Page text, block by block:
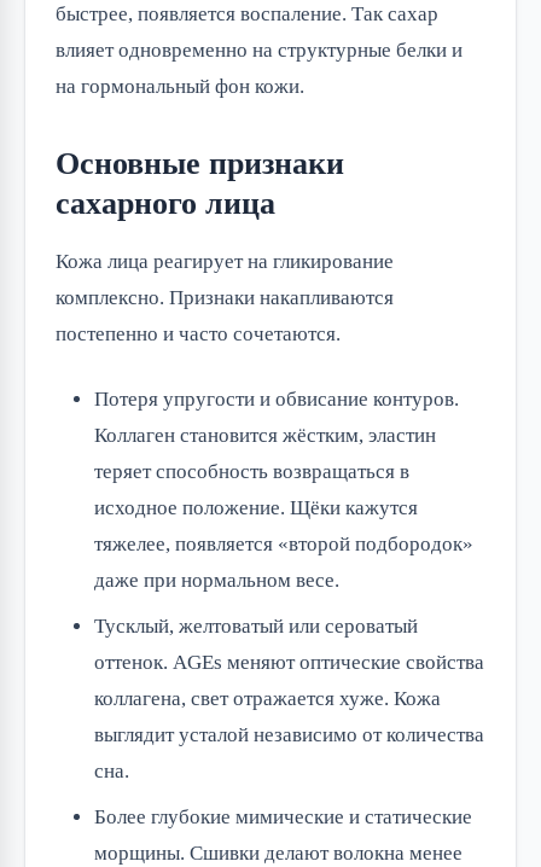
быстрее, появляется воспаление. Так сахар
влияет одновременно на структурные белки и
на гормональный фон кожи.
Основные признаки
сахарного лица
Кожа лица реагирует на гликирование
комплексно. Признаки накапливаются
постепенно и часто сочетаются.
Потеря упругости и обвисание контуров.
Коллаген становится жёстким, эластин
теряет способность возвращаться в
исходное положение. Щёки кажутся
тяжелее, появляется «второй подбородок»
даже при нормальном весе.
Тусклый, желтоватый или сероватый
оттенок. AGEs меняют оптические свойства
коллагена, свет отражается хуже. Кожа
выглядит усталой независимо от количества
сна.
Более глубокие мимические и статические
морщины. Сшивки делают волокна менее